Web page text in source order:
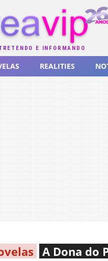
E INFORMANDO
REALITIES
A Dona do